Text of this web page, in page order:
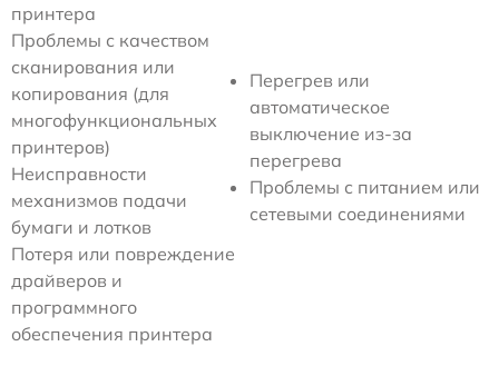
принтера
Проблемы с качеством
сканирования или
копирования (для
многофункциональных
принтеров)
Неисправности
механизмов подачи
бумаги и лотков
Потеря или повреждение
драйверов и
программного
обеспечения принтера
Перегрев или
автоматическое
выключение из-за
перегрева
Проблемы с питанием или
сетевыми соединениями